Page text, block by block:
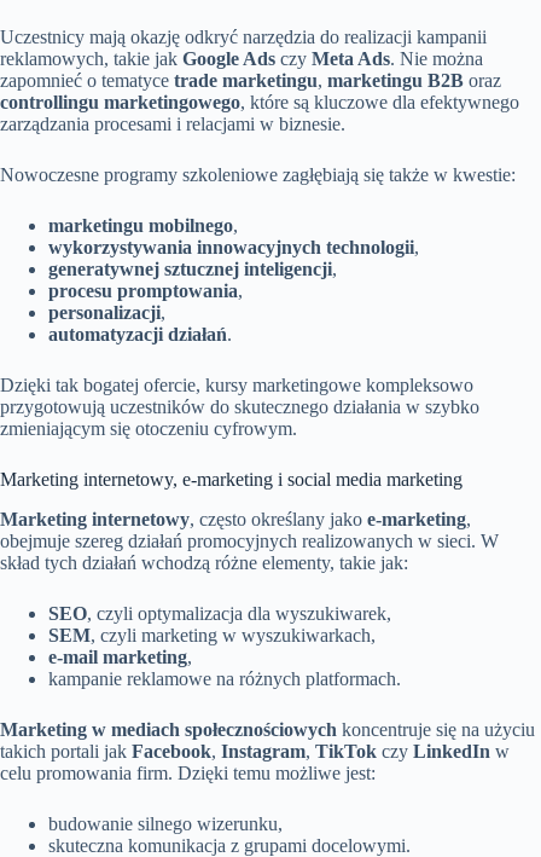
Uczestnicy mają okazję odkryć narzędzia do realizacji kampanii
reklamowych, takie jak Google Ads czy Meta Ads. Nie można
zapomnieć o tematyce trade marketingu, marketingu B2B oraz
controllingu marketingowego, które są kluczowe dla efektywnego
zarządzania procesami i relacjami w biznesie.
Nowoczesne programy szkoleniowe zagłębiają się także w kwestie:
marketingu mobilnego,
wykorzystywania innowacyjnych technologii,
generatywnej sztucznej inteligencji,
procesu promptowania,
personalizacji,
automatyzacji działań.
Dzięki tak bogatej ofercie, kursy marketingowe kompleksowo
przygotowują uczestników do skutecznego działania w szybko
zmieniającym się otoczeniu cyfrowym.
Marketing internetowy, e-marketing i social media marketing
Marketing internetowy, często określany jako e-marketing,
obejmuje szereg działań promocyjnych realizowanych w sieci. W
skład tych działań wchodzą różne elementy, takie jak:
SEO, czyli optymalizacja dla wyszukiwarek,
SEM, czyli marketing w wyszukiwarkach,
e-mail marketing,
kampanie reklamowe na różnych platformach.
Marketing w mediach społecznościowych koncentruje się na użyciu
takich portali jak Facebook, Instagram, TikTok czy LinkedIn w
celu promowania firm. Dzięki temu możliwe jest:
budowanie silnego wizerunku,
skuteczna komunikacja z grupami docelowymi.